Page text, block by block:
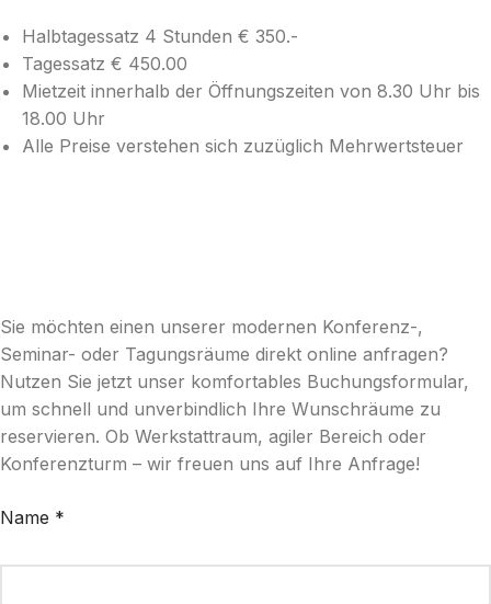
Halbtagessatz 4 Stunden € 350.-
Tagessatz € 450.00
Mietzeit innerhalb der Öffnungszeiten von 8.30 Uhr bis
18.00 Uhr
Alle Preise verstehen sich zuzüglich Mehrwertsteuer
Sie möchten einen unserer modernen Konferenz-,
Seminar- oder Tagungsräume direkt online anfragen?
Nutzen Sie jetzt unser komfortables Buchungsformular,
um schnell und unverbindlich Ihre Wunschräume zu
reservieren. Ob Werkstattraum, agiler Bereich oder
Konferenzturm – wir freuen uns auf Ihre Anfrage!
Name *